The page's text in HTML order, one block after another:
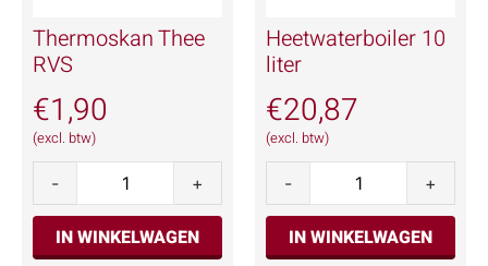
Thermoskan Thee
RVS
€1,90
(excl. btw)
- +
IN WINKELWAGEN
Heetwaterboiler 10
liter
€20,87
(excl. btw)
- +
IN WINKELWAGEN